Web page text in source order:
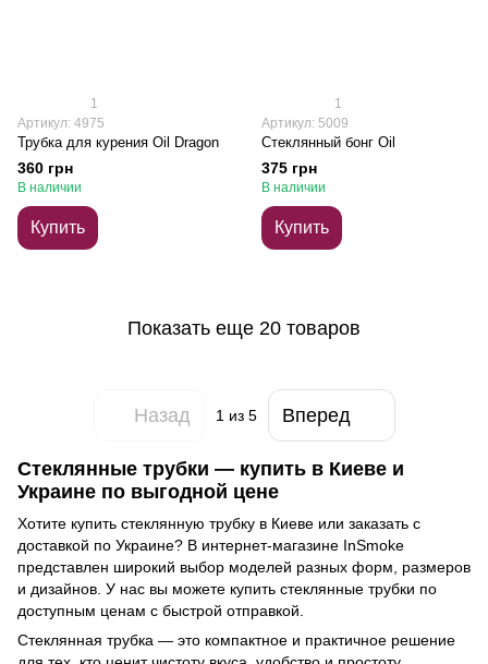
1
Артикул: 4975
Трубка для курения Oil Dragon
360 грн
В наличии
Купить
1
Артикул: 5009
Стеклянный бонг Oil
375 грн
В наличии
Купить
Показать еще 20 товаров
Назад 1 из 5 Вперед
Стеклянные трубки — купить в Киеве и
Украине по выгодной цене
Хотите купить стеклянную трубку в Киеве или заказать с
доставкой по Украине? В интернет-магазине InSmoke
представлен широкий выбор моделей разных форм, размеров
и дизайнов. У нас вы можете купить стеклянные трубки по
доступным ценам с быстрой отправкой.
Стеклянная трубка — это компактное и практичное решение